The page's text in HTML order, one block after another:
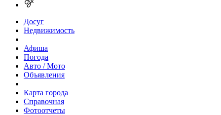
Досуг
Недвижимость
Афиша
Погода
Авто / Мото
Объявления
Карта города
Справочная
Фотоотчеты